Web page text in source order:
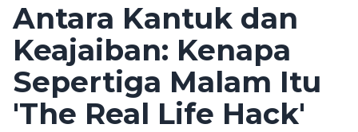
Antara Kantuk dan
Keajaiban: Kenapa
Sepertiga Malam Itu
'The Real Life Hack'